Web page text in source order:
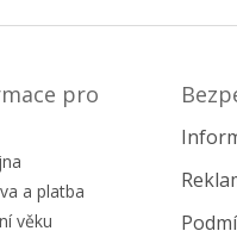
pro
a platba
věku